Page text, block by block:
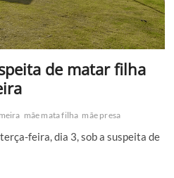
de matar filha
mãe mata filha mãe presa
feira, dia 3, sob a suspeita de